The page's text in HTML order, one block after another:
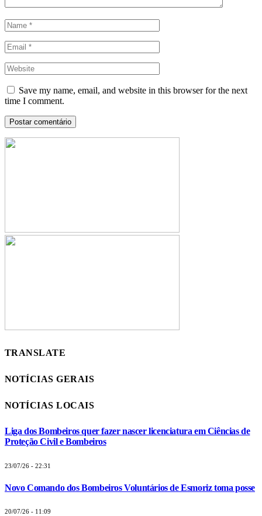
Save my name, email, and website in this browser for the next
time I comment.
TRANSLATE
NOTÍCIAS GERAIS
NOTÍCIAS LOCAIS
Liga dos Bombeiros quer fazer nascer licenciatura em Ciências de
Proteção Civil e Bombeiros
23/07/26 - 22:31
Novo Comando dos Bombeiros Voluntários de Esmoriz toma posse
20/07/26 - 11:09